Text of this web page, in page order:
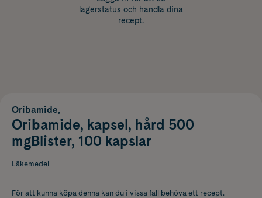
lagerstatus och handla dina
recept.
Oribamide,
Oribamide, kapsel, hård 500
mgBlister, 100 kapslar
Läkemedel
För att kunna köpa denna kan du i vissa fall behöva ett recept.